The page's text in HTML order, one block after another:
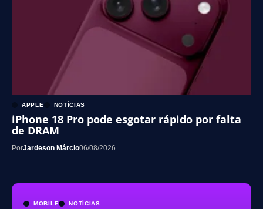
MOBILE NOTÍCIAS
APPLE NOTÍCIAS
iPhone 18 Pro pode esgotar rápido por falta
de DRAM
PorJardeson Márcio06/08/2026